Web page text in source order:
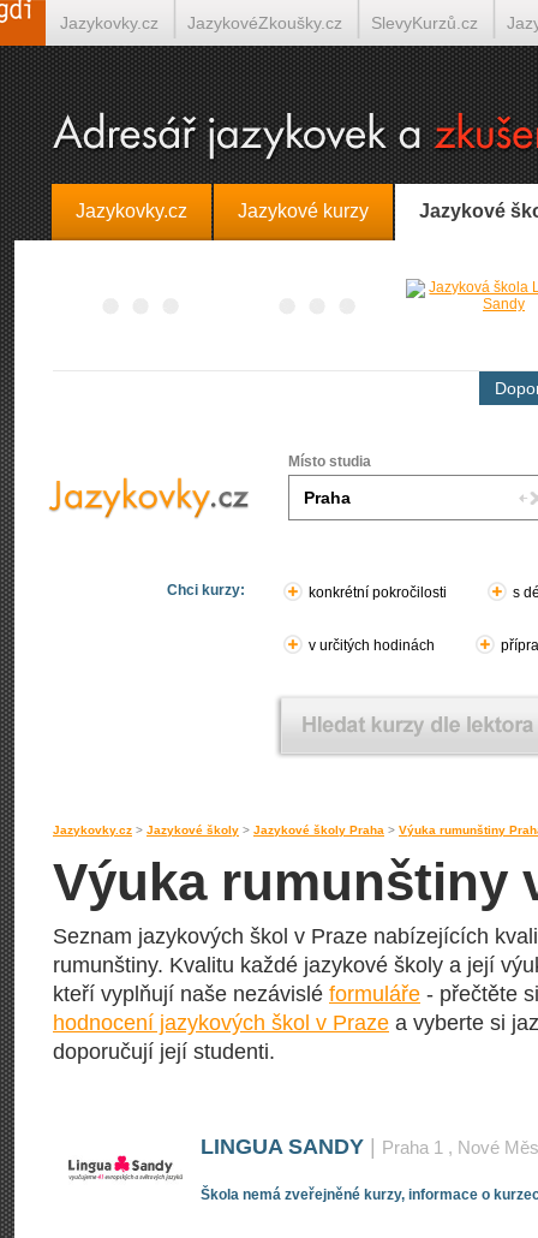
Jazykovky.cz Jazykové kurzy Jazykové
Místo studia
Chci kurzy: konkrétní pokročilosti s
v určitých hodinách
Jazykovky.cz > Jazykové školy > Jazykové školy Praha > Výuka rumunštiny
Výuka rumunštiny
Seznam jazykových škol v Praze nabízejících
rumunštiny. Kvalitu každé jazykové školy a její
kteří vyplňují naše nezávislé formuláře - přečtěte
hodnocení jazykových škol v Praze a vyberte si
doporučují její studenti.
LINGUA SANDY Praha 1 , Nové
Škola nemá zveřejněné kurzy, informace o
Jazykovky.cz JazykovéZkoušky.cz SlevyKurzů.cz
Španělština on-line Italština on-line Tlumočení-